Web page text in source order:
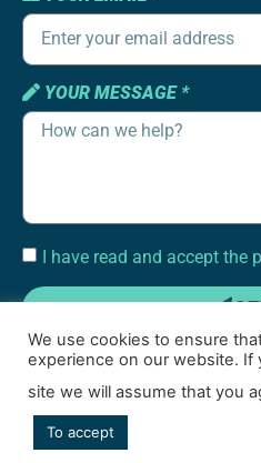
YOUR MESSAGE *
I have read and accept the
Terms of use
We use cookies to ensure
experience on our website. If
site we will assume that you
To accept